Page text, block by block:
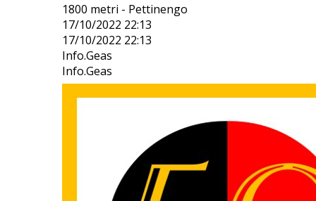
1800 metri - Pettinengo
17/10/2022 22:13
17/10/2022 22:13
Info.Geas
Info.Geas